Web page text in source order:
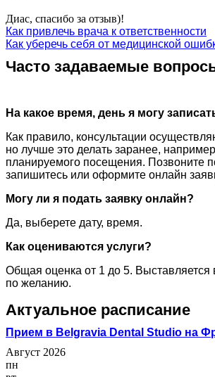
Диас, спасибо за отзыв)!
Как привлечь врача к ответственности
Как уберечь себя от медицинской
Часто задаваемые
На какое время, день я могу
Как правило, консультации
но лучше это делать заранее,
планируемого посещения. Позвоните
запишитесь или оформите онлайн
Могу ли я подать заявку онлайн?
Да, выберете дату, время.
Как оцениваются услуги?
Общая оценка от 1 до 5. Выставляется
по желанию.
Актуальное расписание
Прием в Belgravia Dental Studio на
Август 2026
пн